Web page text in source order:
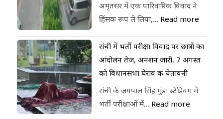
अमृतसर में एक पारिवारिक विवाद ने
हिंसक रूप ले लिया,… Read more
रांची में भर्ती परीक्षा विवाद पर छात्रों का
आंदोलन तेज, अनशन जारी, 7 अगस्त
को विधानसभा घेराव की चेतावनी
रांची के जयपाल सिंह मुंडा स्टेडियम में
भर्ती परीक्षाओं में… Read more